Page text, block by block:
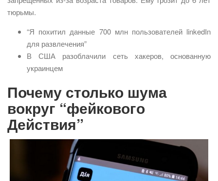
тюрьмы.
“Я похитил данные 700 млн пользователей linkedIn
для развлечения”
В США разоблачили сеть хакеров, основанную
украинцем
Почему столько шума
вокруг “фейкового
Действия”